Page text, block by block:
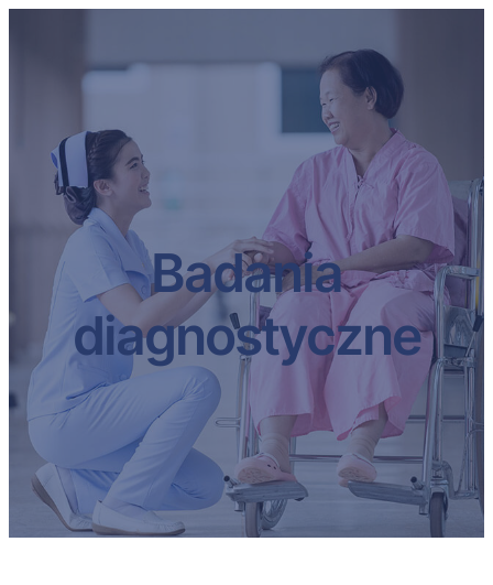
Badania
diagnostyczne